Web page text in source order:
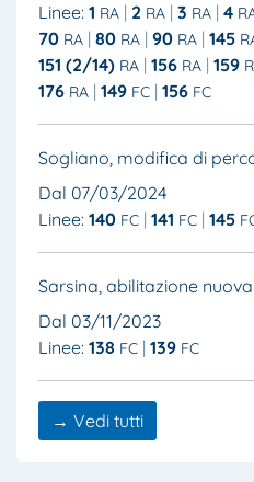
Linee: 1 RA 2 RA 3 RA 4
70 RA 80 RA 90 RA 145
151 (2/14) RA 156 RA 159
176 RA 149 FC 156 FC
Sogliano, modifica di
Dal 07/03/2024
Linee: 140 FC 141 FC 145
Sarsina, abilitazione
Dal 03/11/2023
Linee: 138 FC 139 FC
→ Vedi tutti